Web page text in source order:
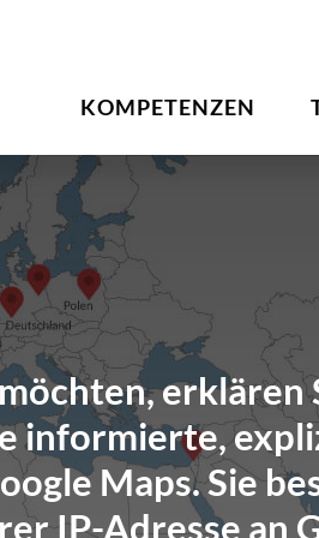
KOMPETENZEN
erklären
informierte,
Maps. Sie
IP-Adresse an